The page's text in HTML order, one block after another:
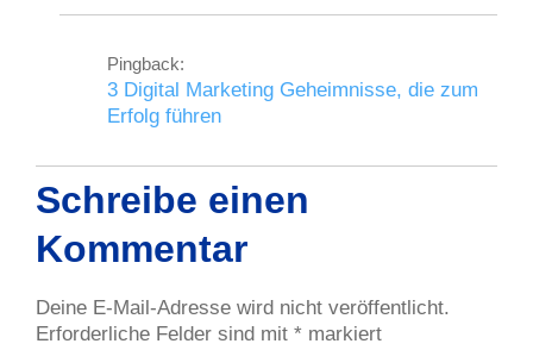
Pingback:
3 Digital Marketing Geheimnisse, die zum
Erfolg führen
Schreibe einen
Kommentar
Deine E-Mail-Adresse wird nicht veröffentlicht.
Erforderliche Felder sind mit * markiert